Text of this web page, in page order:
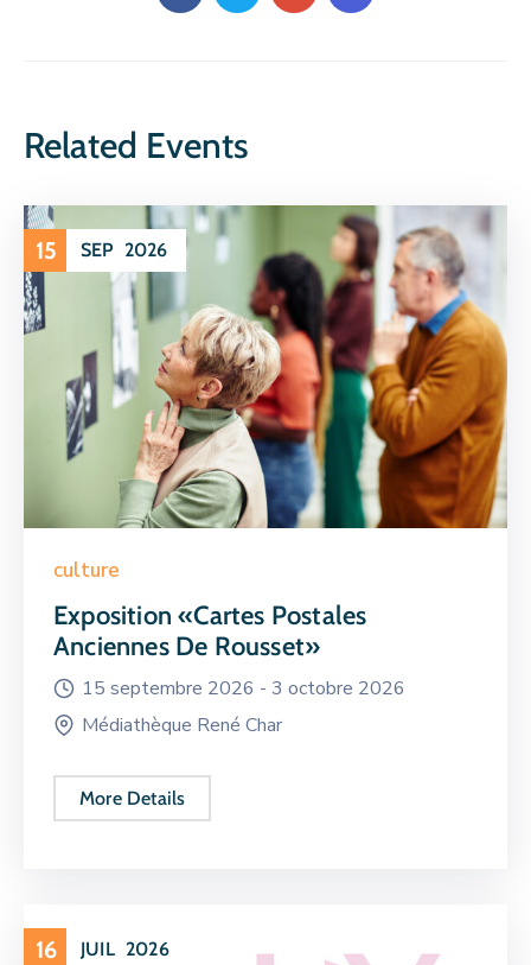
Related Events
15 SEP 2026
culture
Exposition «Cartes Postales
Anciennes De Rousset»
15 septembre 2026 - 3 octobre 2026
Médiathèque René Char
More Details
16 JUIL 2026